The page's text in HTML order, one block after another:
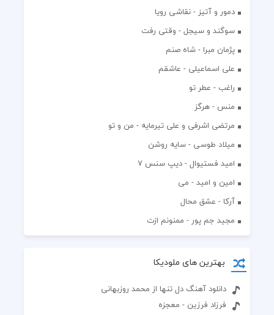
دمور و آتیز - نقاشی رویا
سوگند و سیجل - وقتی رفت
پژمان مبرا - شاه صنم
علی اسماعیلی - عاشقم
راغب - عطر تو
منس - هرگز
مرتضی اشرفی و علی تیرمایه - من و تو
میلاد طوسی - سایه روشن
اميد فستيوال - ديپ سنس ۷
امین و امید - می
آرکا - عشق محال
مجید جم پور - ممنونم ازت
بهترین های ملودیکا
دانلود آهنگ دل تنها از محمد روزبهانی
فرزاد فرزین - معجزه